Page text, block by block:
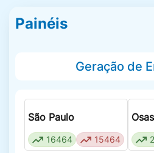
Biblioteca Digital
Calendário
Escolar/Matriz
Painéis
Geração de
São Paulo
16464 15464